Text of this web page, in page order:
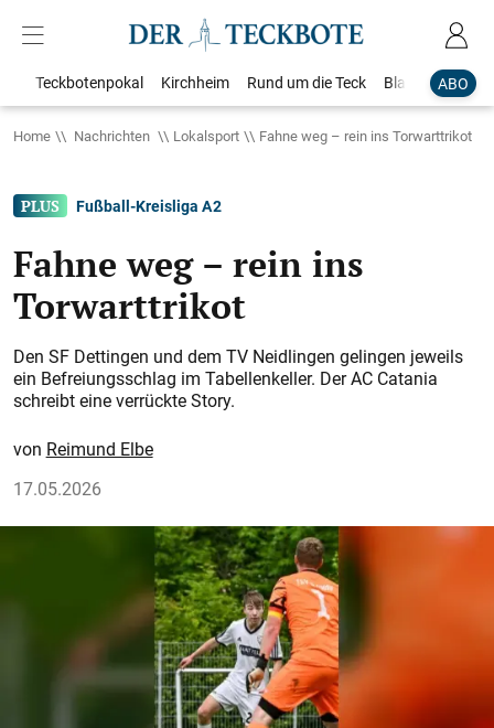
ABO
Teckbotenpokal Kirchheim Rund um die Teck Blaulicht
Home Nachrichten Lokalsport Fahne weg – rein ins Torwarttrikot
Fußball-Kreisliga A 2
Fahne weg – rein ins
Torwarttrikot
Den SF Dettingen und dem TV Neidlingen gelingen jeweils
ein Befreiungsschlag im Tabellenkeller. Der AC Catania
schreibt eine verrückte Story.
Reimund Elbe
17.05.2026